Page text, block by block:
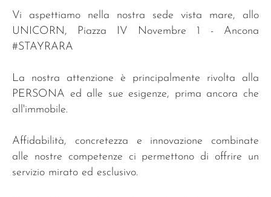
Vi aspettiamo nella nostra sede vista mare, allo
UNICORN, Piazza IV Novembre 1 - Ancona
#STAYRARA
La nostra attenzione è principalmente rivolta alla
PERSONA ed alle sue esigenze, prima ancora che
all'immobile.
Affidabilità, concretezza e innovazione combinate
alle nostre competenze ci permettono di offrire un
servizio mirato ed esclusivo.